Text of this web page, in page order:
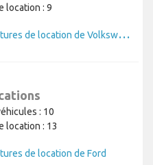
location : 9
V
oir les voitures de location de Volkswagen
: 10
location : 13
de location de Ford